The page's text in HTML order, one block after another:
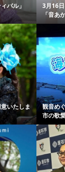
ィバル」
3月16
「音
いたしま
観音め
市の歌